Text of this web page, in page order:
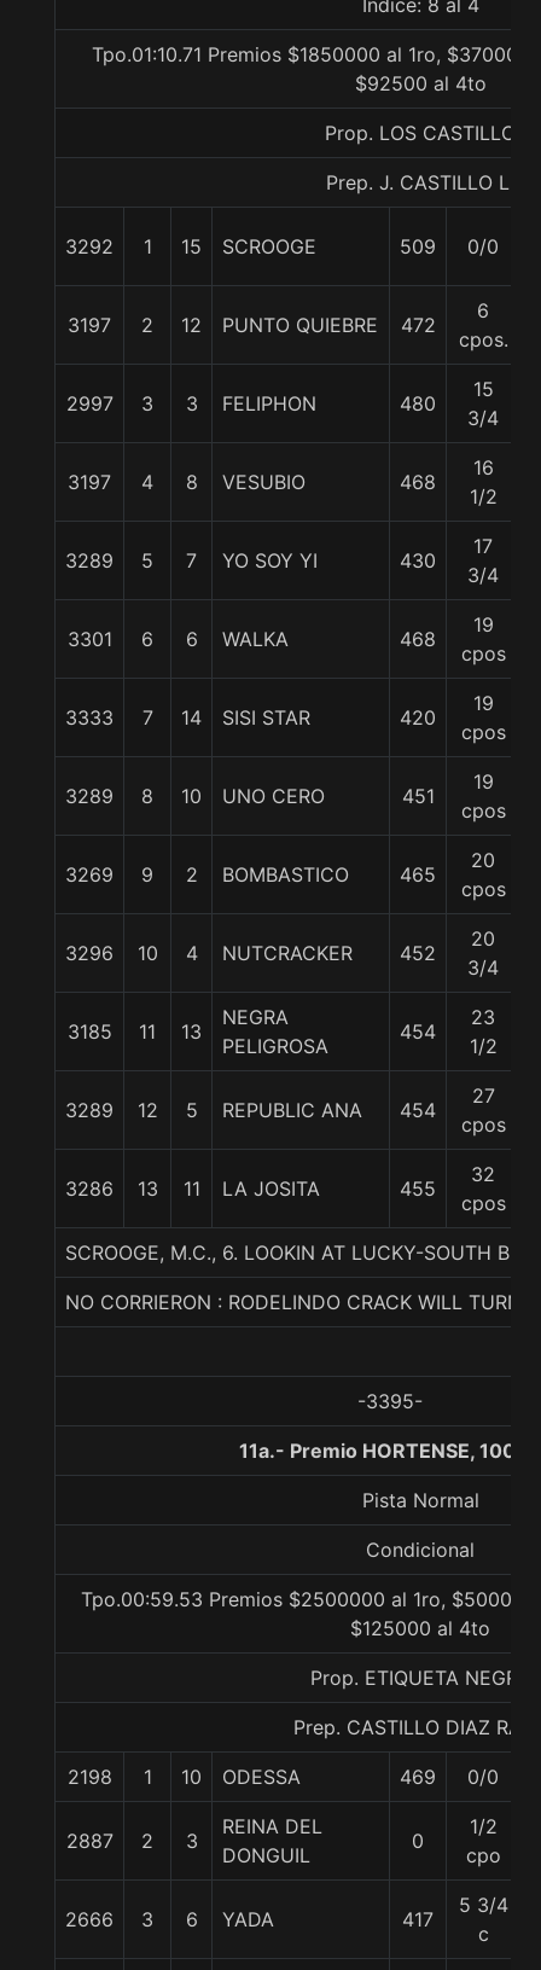
Indice: 8 al 4
Tpo.01:10.71 Premios $1850000 al 1ro,
$92500 al 4to
Prop. LOS CASTILLO
Prep. J. CASTILLO L.
3292 1 15 SCROOGE 509 0/0
3197 2 12 PUNTO QUIEBRE 472
6
cpos.
2997 3 3 FELIPHON 480
15
3/4
3197 4 8 VESUBIO 468
16
1/2
3289 5 7 YO SOY YI 430
17
3/4
3301 6 6 WALKA 468
19
cpos
3333 7 14 SISI STAR 420
19
cpos
3289 8 10 UNO CERO 451
19
cpos
3269 9 2 BOMBASTICO 465
20
cpos
3296 10 4 NUTCRACKER 452
20
3/4
3185 11 13
NEGRA
PELIGROSA
454
23
1/2
3289 12 5 REPUBLIC ANA 454
27
cpos
3286 13 11 LA JOSITA 455
32
cpos
SCROOGE, M.C., 6. LOOKIN AT LUCKY-SOUTH
NO CORRIERON : RODELINDO CRACK WILL
-3395-
11a.- Premio HORTENSE, 1000
Pista Normal
Condicional
Tpo.00:59.53 Premios $2500000 al 1ro,
$125000 al 4to
Prop. ETIQUETA NEGRA
Prep. CASTILLO DIAZ
2198 1 10 ODESSA 469 0/0
2887 2 3
REINA DEL
DONGUIL
0
1/2
cpo
2666 3 6 YADA 417
5 3/4
c